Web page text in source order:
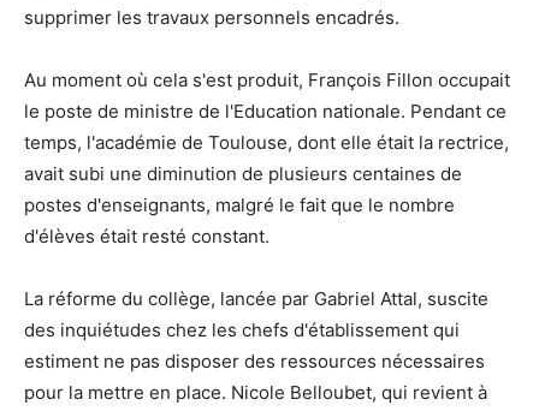
supprimer les travaux personnels encadrés.
Au moment où cela s'est produit, François Fillon occupait
le poste de ministre de l'Education nationale. Pendant ce
temps, l'académie de Toulouse, dont elle était la rectrice,
avait subi une diminution de plusieurs centaines de
postes d'enseignants, malgré le fait que le nombre
d'élèves était resté constant.
La réforme du collège, lancée par Gabriel Attal, suscite
des inquiétudes chez les chefs d'établissement qui
estiment ne pas disposer des ressources nécessaires
pour la mettre en place. Nicole Belloubet, qui revient à